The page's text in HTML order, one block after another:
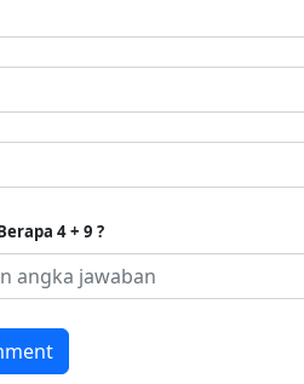
4 + 9 ?